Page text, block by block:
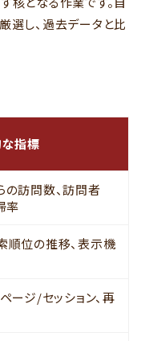
選し、過去データと比
指標
の訪問数、訪問者
率
順位の推移、表示機
ージ/セッション、再